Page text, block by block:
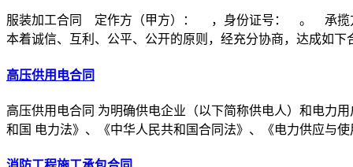
服装加工合同 定作方（甲方）： ，身份证号： 。 承揽
本着诚信、互利、公平、公开的原则，经充分协商，达成如下
高压供用电合同
高压供用电合同 为明确供电企业（以下简称供电人）和电力
和国 电力法》、《中华人民共和国合同法》、《电力供应与